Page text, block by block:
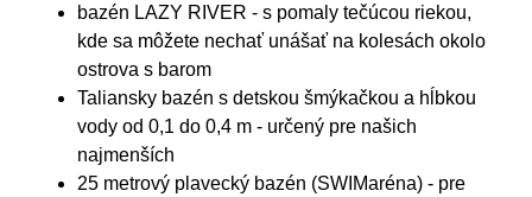
bazén LAZY RIVER - s pomaly tečúcou riekou,
kde sa môžete nechať unášať na kolesách okolo
ostrova s barom
Taliansky bazén s detskou šmýkačkou a hĺbkou
vody od 0,1 do 0,4 m - určený pre našich
najmenších
25 metrový plavecký bazén (SWIMaréna) - pre